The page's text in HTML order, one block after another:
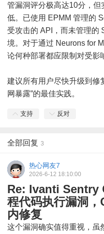
管漏洞评分极高达10分，
低。已使用 EPMM 管理的
受攻击的 API，而未管理的
境。对于通过 Neurons for
论何种部署都应限制对受影
建议所有用户尽快升级到修
网暴露”的最佳实践。
支持 反对
全部回复 3
热心网友7
2026-6-12 18:10:00
Re: Ivanti Sentry
程代码执行漏洞，
内修复
这个漏洞确实值得重视，虽